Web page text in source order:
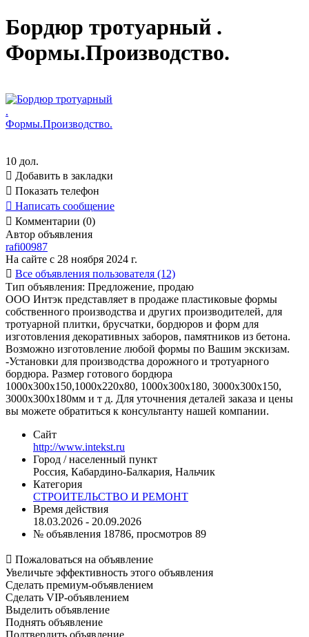
Бордюр тротуарный .
Формы.Производство.
10 дол.
 Добавить в закладки
 Показать телефон
 Написать сообщение
 Комментарии (0)
Автор объявления
rafi00987
На сайте с 28 ноября 2024 г.
 Все объявления пользователя (12)
Тип объявления: Предложение, продаю
ООО Интэк представляет в продаже пластиковые формы
собственного производства и других производителей, для
тротуарной плитки, брусчатки, бордюров и форм для
изготовления декоративных заборов, памятников из бетона.
Возможно изготовление любой формы по Вашим экскизам.
-Установки для производства дорожного и тротуарного
бордюра. Размер готового бордюра
1000х300х150,1000х220х80, 1000х300х180, 3000х300х150,
3000х300х180мм и т д. Для уточнения деталей заказа и цены
вы можете обратиться к консультанту нашей компании.
Сайт
http://www.intekst.ru
Город / населенный пункт
Россия, Кабардино-Балкария, Нальчик
Категория
СТРОИТЕЛЬСТВО И РЕМОНТ
Время действия
18.03.2026 - 20.09.2026
№ объявления 18786, просмотров 89
 Пожаловаться на объявление
Увеличьте эффективность этого объявления
Сделать премиум-объявлением
Сделать VIP-объявлением
Выделить объявление
Поднять объявление
Подтвердить объявление